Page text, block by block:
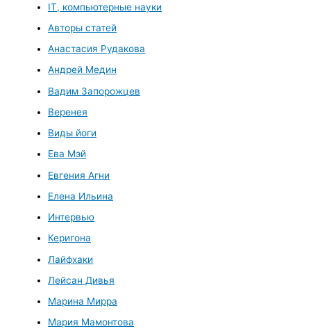
IT, компьютерные науки
Авторы статей
Анастасия Рудакова
Андрей Медин
Вадим Запорожцев
Веренея
Виды йоги
Ева Мэй
Евгения Агни
Елена Ильина
Интервью
Керигона
Лайфхаки
Лейсан Дивья
Марина Мирра
Мария Мамонтова